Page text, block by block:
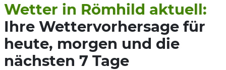
Wetter in Römhild aktuell:
Ihre Wettervorhersage für
heute, morgen und die
nächsten 7 Tage